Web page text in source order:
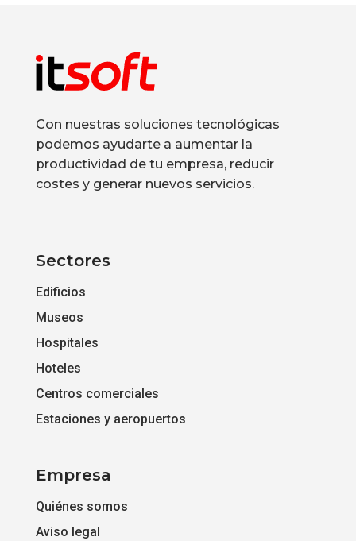
Con nuestras soluciones tecnológicas
podemos ayudarte a aumentar la
productividad de tu empresa, reducir
costes y generar nuevos servicios.
Sectores
Edificios
Museos
Hospitales
Hoteles
Centros comerciales
Estaciones y aeropuertos
Empresa
Quiénes somos
Aviso legal